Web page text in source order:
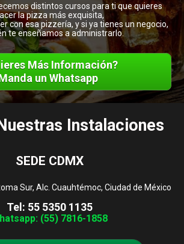
distintos cursos para ti que quieres
la pizza más exquisita,
con esa pizzería, y si ya tienes un negocio,
te enseñamos a administrarlo.
Más Información?
un Whatsapp
Instalaciones
SEDE CDMX
Sur, Alc. Cuauhtémoc, Ciudad de México
Tel: 55 5350 1135
(55) 7816-1858